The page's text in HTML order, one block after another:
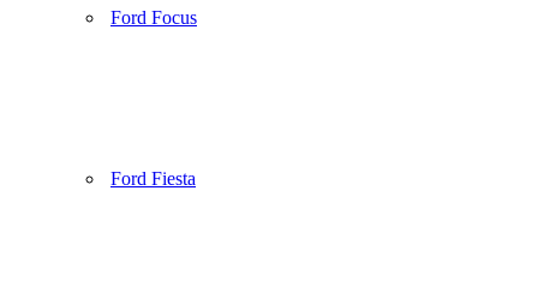
Ford Focus
Ford Fiesta